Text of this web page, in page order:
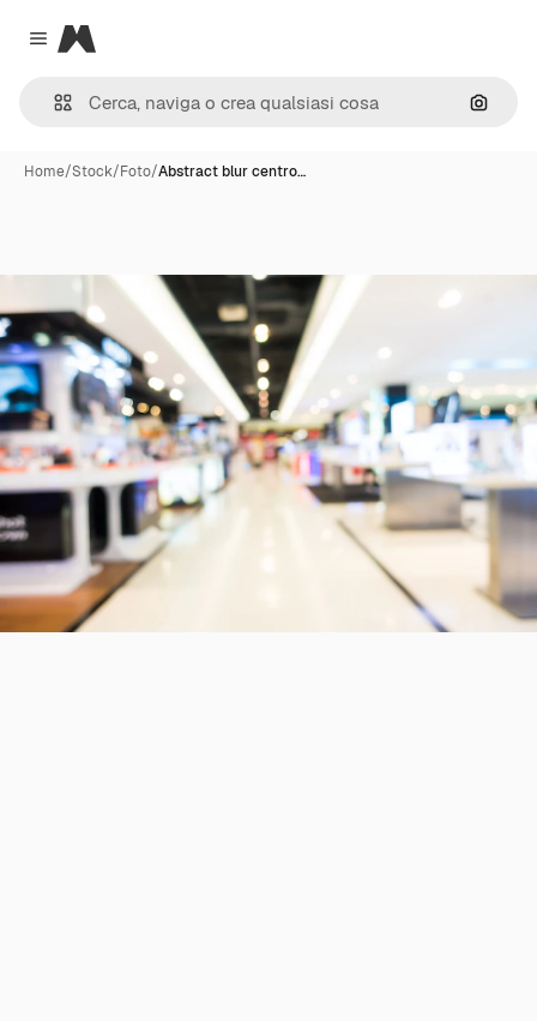
Close menu
Magnific
Cerca
Home/Stock/Foto/Abstract blur centro…